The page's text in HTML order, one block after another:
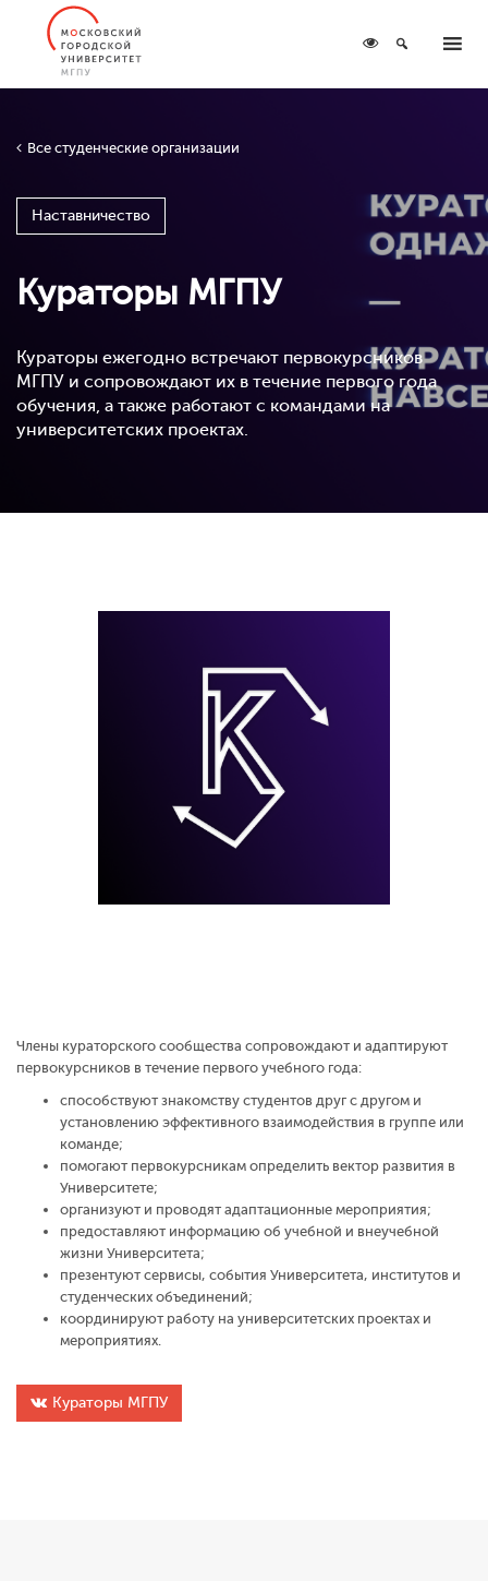
Все студенческие организации
Наставничество
Кураторы МГПУ
Кураторы ежегодно встречают первокурсников
МГПУ и сопровождают их в течение первого года
обучения, а также работают с командами на
университетских проектах.
Члены кураторского сообщества сопровождают и адаптируют
первокурсников в течение первого учебного года:
способствуют знакомству студентов друг с другом и
установлению эффективного взаимодействия в группе или
команде;
помогают первокурсникам определить вектор развития в
Университете;
организуют и проводят адаптационные мероприятия;
предоставляют информацию об учебной и внеучебной
жизни Университета;
презентуют сервисы, события Университета, институтов и
студенческих объединений;
координируют работу на университетских проектах и
мероприятиях.
Кураторы МГПУ